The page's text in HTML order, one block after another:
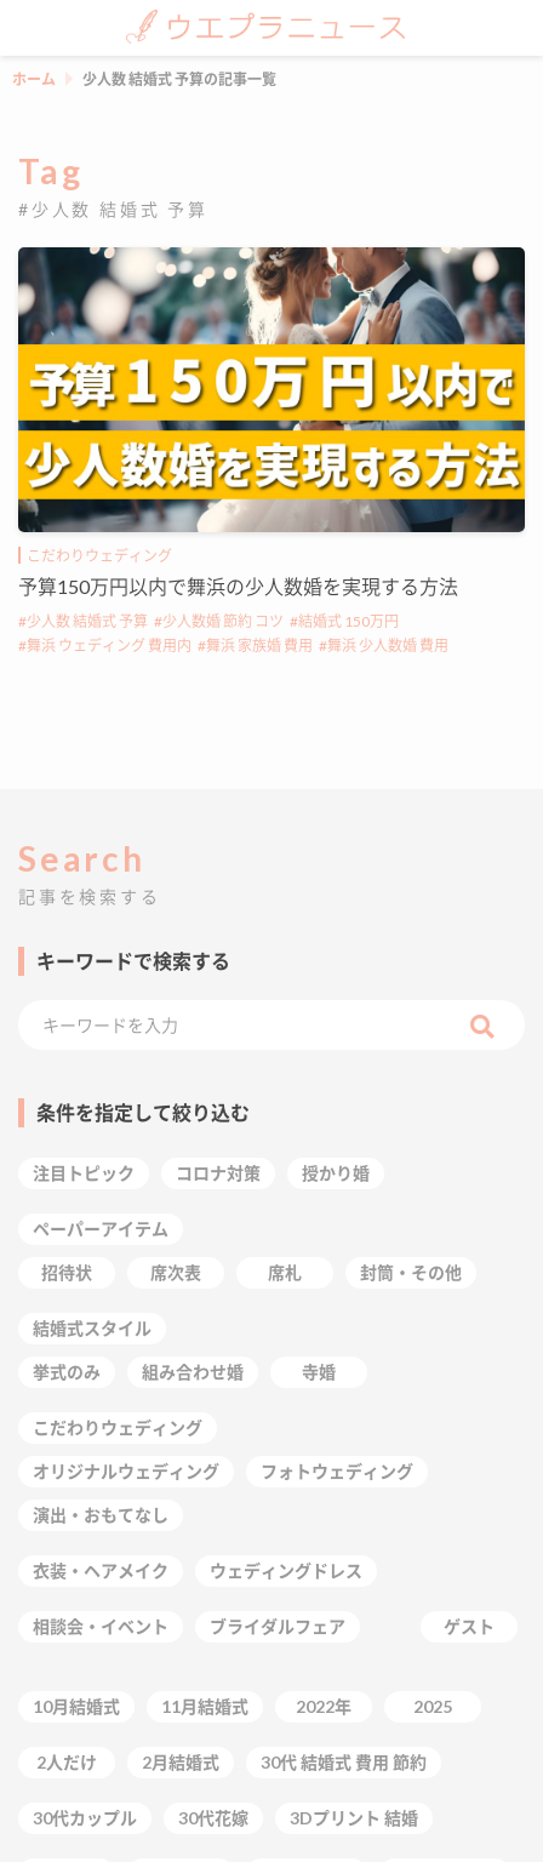
ホーム 少人数 結婚式 予算の記事一覧
Tag
#少人数 結婚式 予算
こだわりウェディング
予算150万円以内で舞浜の少人数婚を実現する方法
少人数 結婚式 予算 少人数婚 節約 コツ
結婚式 150万円
舞浜 ウェディング 費用内
舞浜 家族婚 費用 舞浜 少人数婚 費用
Search
記事を検索する
キーワードで検索する
条件を指定して絞り込む
注目トピック コロナ対策 授かり婚
ペーパーアイテム
招待状 席次表 席札 封筒・その他
結婚式スタイル
挙式のみ 組み合わせ婚 寺婚
こだわりウェディング
オリジナルウェディング フォトウェディング
演出・おもてなし
衣装・ヘアメイク ウェディングドレス
相談会・イベント ブライダルフェア ゲスト
10月結婚式 11月結婚式 2022年 2025
2人だけ 2月結婚式 30代 結婚式 費用 節約
30代カップル 30代花嫁 3Dプリント 結婚